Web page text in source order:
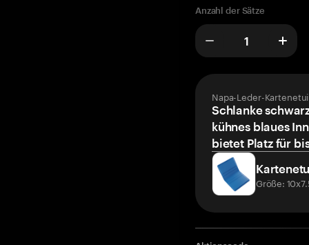
Anzahl der Sätze
Napa-Leder-
Schlanke
kühnes blaues
bietet Platz für
Größe: